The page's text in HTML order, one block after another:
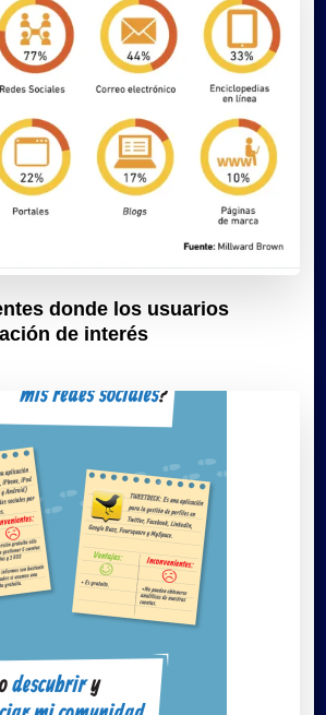
donde los usuarios
de interés